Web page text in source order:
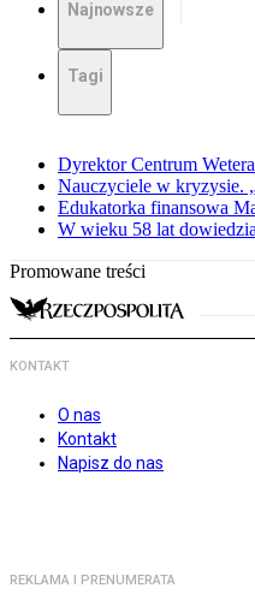
Najnowsze
Tagi
Dyrektor Centrum
Nauczyciele w kryzysie.
Edukatorka finansowa
W wieku 58 lat
Promowane treści
KONTAKT
O nas
Kontakt
Napisz do nas
REKLAMA I PRENUMERATA